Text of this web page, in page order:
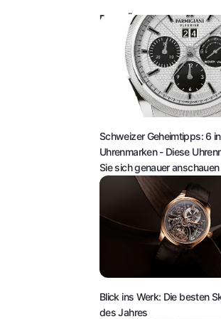
DAS KÖNNTE SIE AUCH
Schweizer Geheimtipps: 6
Uhrenmarken- Diese
Sie sich genauer anschauen
Blick ins Werk: Die besten
des Jahres